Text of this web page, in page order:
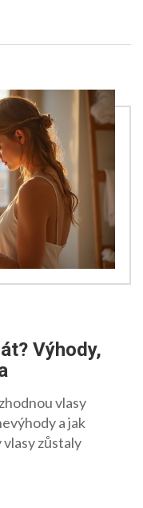
Výhody,
vlasy
a jak
zůstaly